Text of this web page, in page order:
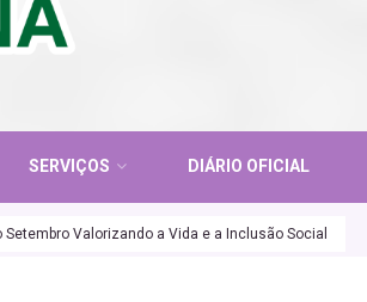
SERVIÇOS DIÁRIO OFICIAL
Valorizando a Vida e a Inclusão Social